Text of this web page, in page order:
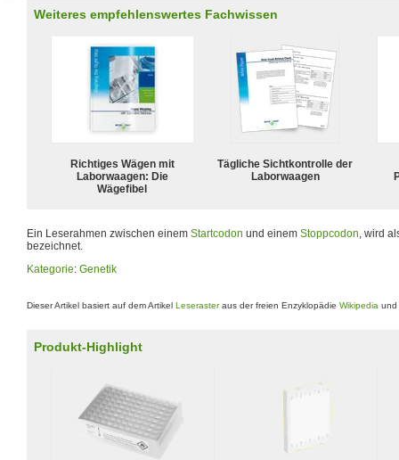
Weiteres empfehlenswertes Fachwissen
Richtiges Wägen mit
Laborwaagen: Die
Wägefibel
Tägliche Sichtkontrolle der
Laborwaagen
Ein Leserahmen zwischen einem Startcodon und einem Stoppcodon, wird
bezeichnet.
Kategorie: Genetik
Dieser Artikel basiert auf dem Artikel Leserasteraus der freien Enzyklopädie Wikipedia und
Produkt-Highlight